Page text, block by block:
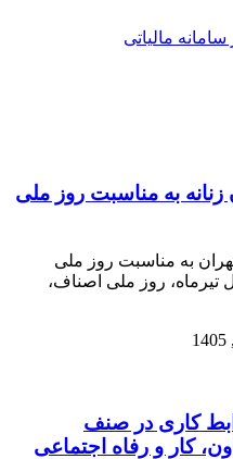
مالیاتی
زنانه به مناسبت روز ملی
تهران به مناسبت روز ملی
تیرماه، روز ملی اصناف،
کاری در صنف
کار و رفاه اجتماعی